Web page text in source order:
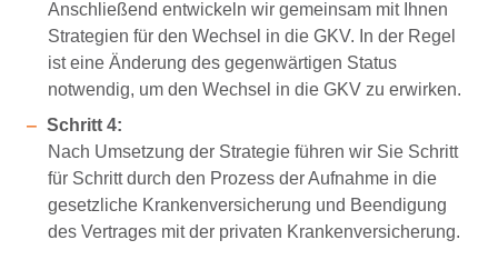
Anschließend entwickeln wir gemeinsam mit Ihnen
Strategien für den Wechsel in die GKV. In der Regel
ist eine Änderung des gegenwärtigen Status
notwendig, um den Wechsel in die GKV zu erwirken.
Schritt 4:
Nach Umsetzung der Strategie führen wir Sie Schritt
für Schritt durch den Prozess der Aufnahme in die
gesetzliche Krankenversicherung und Beendigung
des Vertrages mit der privaten Krankenversicherung.